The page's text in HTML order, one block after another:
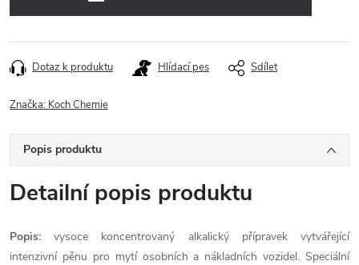
Dotaz k produktu Hlídací pes Sdílet
Značka: Koch Chemie
Popis produktu
Detailní popis produktu
Popis: vysoce koncentrovaný alkalický přípravek vytvářející
intenzivní pěnu pro mytí osobních a nákladních vozidel. Speciální